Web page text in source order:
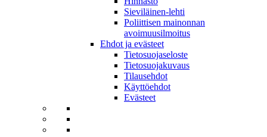
Sieviläinen-lehti
Poliittisen mainonnan
avoimuusilmoitus
Ehdot ja evästeet
Tietosuojaseloste
Tietosuojakuvaus
Tilausehdot
Käyttöehdot
Evästeet